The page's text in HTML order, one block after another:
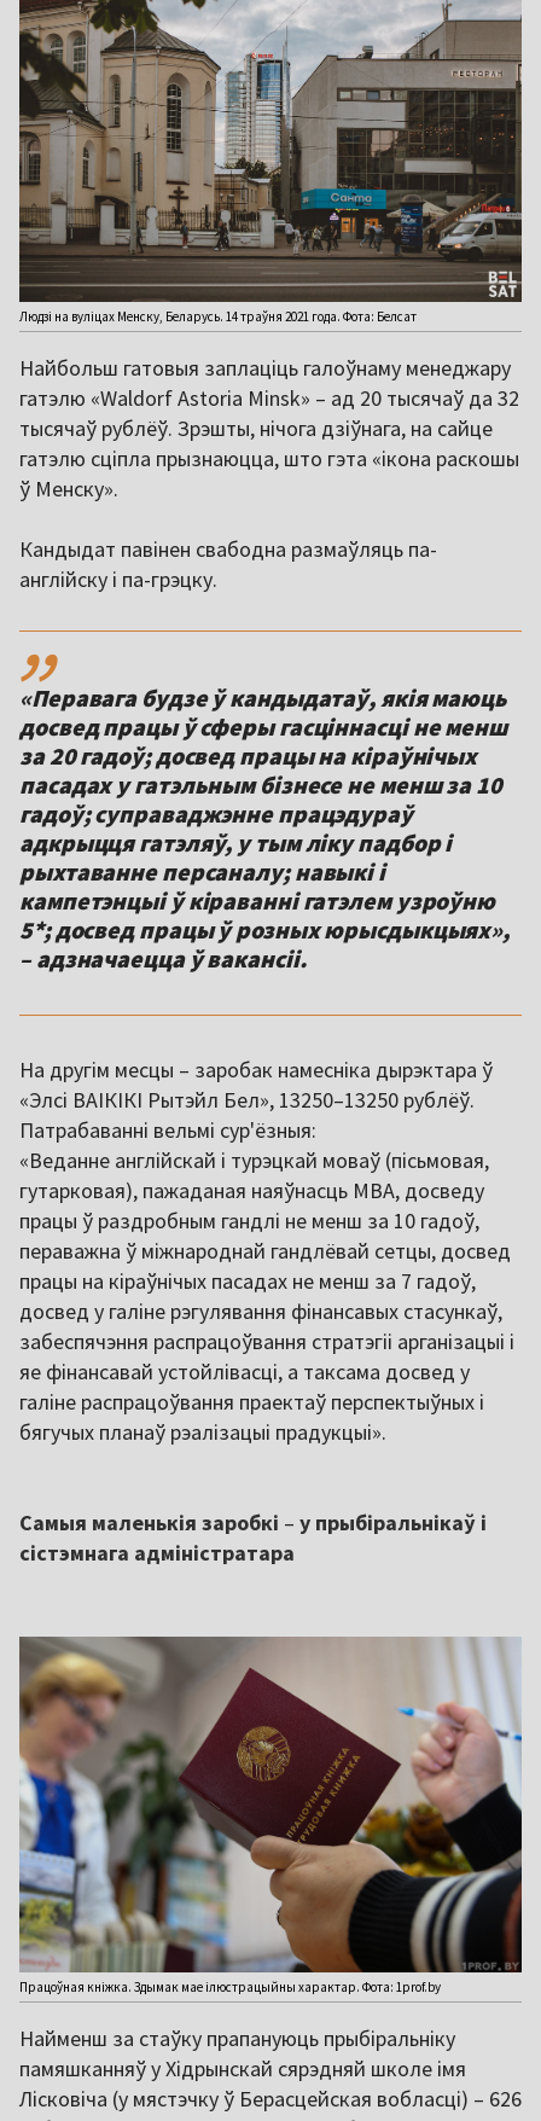
Людзі на вуліцах Менску, Беларусь. 14 траўня 2021 года. Фота: Белсат
Найбольш гатовыя заплаціць галоўнаму менеджару
гатэлю «Waldorf Astoria Minsk» – ад 20 тысячаў да 32
тысячаў рублёў. Зрэшты, нічога дзіўнага, на сайце
гатэлю сціпла прызнаюцца, што гэта «ікона раскошы
ў Менску».
Кандыдат павінен свабодна размаўляць па-
англійску і па-грэцку.
,,
«Перавага будзе ў кандыдатаў, якія маюць
досвед працы ў сферы гасціннасці не менш
за 20 гадоў; досвед працы на кіраўнічых
пасадах у гатэльным бізнесе не менш за 10
гадоў; суправаджэнне працэдураў
адкрыцця гатэляў, у тым ліку падбор і
рыхтаванне персаналу; навыкі і
кампетэнцыі ў кіраванні гатэлем узроўню
5*; досвед працы ў розных юрысдыкцыях»,
– адзначаецца ў вакансіі.
На другім месцы – заробак намесніка дырэктара ў
«Элсі ВАІКІКІ Рытэйл Бел», 13250–13250 рублёў.
Патрабаванні вельмі сур'ёзныя:
«Веданне англійскай і турэцкай моваў (пісьмовая,
гутарковая), пажаданая наяўнасць MBA, досведу
працы ў раздробным гандлі не менш за 10 гадоў,
пераважна ў міжнароднай гандлёвай сетцы, досвед
працы на кіраўнічых пасадах не менш за 7 гадоў,
досвед у галіне рэгулявання фінансавых стасункаў,
забеспячэння распрацоўвання стратэгіі арганізацыі і
яе фінансавай устойлівасці, а таксама досвед у
галіне распрацоўвання праектаў перспектыўных і
бягучых планаў рэалізацыі прадукцыі».
Самыя маленькія заробкі – у прыбіральнікаў і
сістэмнага адміністратара
Працоўная кніжка. Здымак мае ілюстрацыйны характар. Фота: 1prof.by
Найменш за стаўку прапануюць прыбіральніку
памяшканняў у Хідрынскай сярэдняй школе імя
Лісковіча (у мястэчку ў Берасцейская вобласці) – 626